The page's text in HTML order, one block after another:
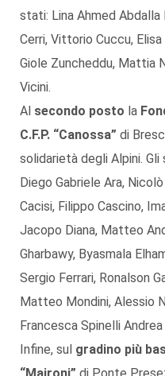
stati: Lina Ahmed
Cerri, Vittorio Cuccu,
Giole Zuncheddu, Mattia
Vicini.
Al secondo posto la
C.F.P. “Canossa” di
solidarietà degli Alpini.
Diego Gabriele Ara,
Cacisi, Filippo Cascino,
Jacopo Diana, Matteo
Gharbawy, Byasmala
Sergio Ferrari, Ronalson
Matteo Mondini, Alessio
Francesca Spinelli
Infine, sul gradino più
“Maironi” di Ponte